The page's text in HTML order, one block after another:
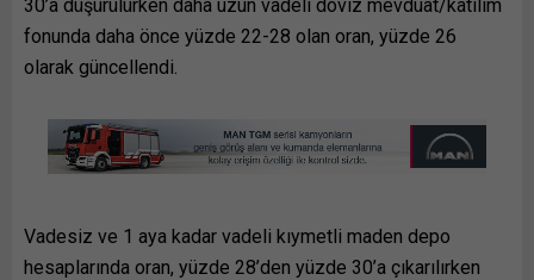
30’a düşürülürken daha uzun vadeli döviz mevduat/katılım
fonunda daha önce yüzde 22-28 olan oran, yüzde 26
olarak güncellendi.
Vadesiz ve 1 aya kadar vadeli kıymetli maden depo
hesaplarında oran, yüzde 28’den yüzde 30’a çıkarılırken